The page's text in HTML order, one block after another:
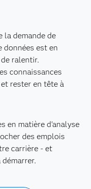
la demande de
données est en
ralentir.
connaissances
rester en tête à
en matière d'analyse
des emplois
carrière - et